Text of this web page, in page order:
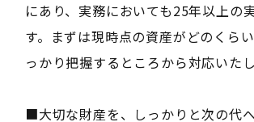
にあり、実務においても25年以上の
す。まずは現時点の資産がどのくら
っかり把握するところから対応いたし
■大切な財産を、しっかりと次の代